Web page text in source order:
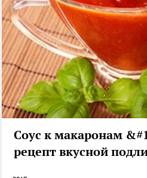
Соус к макаронам
рецепт вкусной